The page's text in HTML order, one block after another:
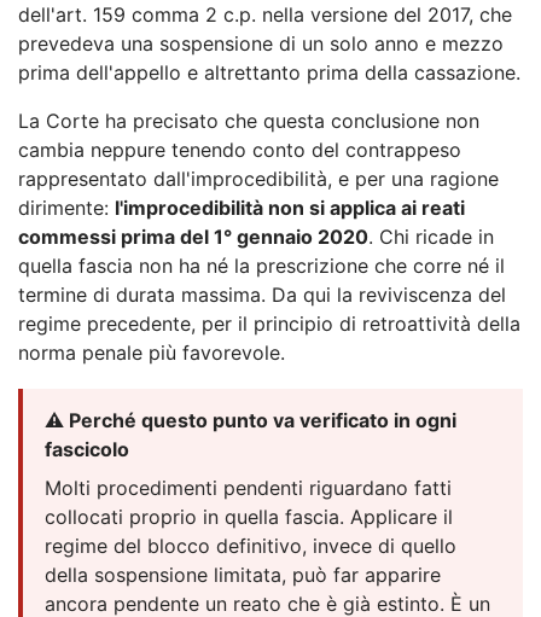
dell'art. 159 comma 2 c.p. nella versione del 2017, che
prevedeva una sospensione di un solo anno e mezzo
prima dell'appello e altrettanto prima della cassazione.
La Corte ha precisato che questa conclusione non
cambia neppure tenendo conto del contrappeso
rappresentato dall'improcedibilità, e per una ragione
dirimente: l'improcedibilità non si applica ai reati
commessi prima del 1° gennaio 2020. Chi ricade in
quella fascia non ha né la prescrizione che corre né il
termine di durata massima. Da qui la reviviscenza del
regime precedente, per il principio di retroattività della
norma penale più favorevole.
⚠️ Perché questo punto va verificato in ogni
fascicolo
Molti procedimenti pendenti riguardano fatti
collocati proprio in quella fascia. Applicare il
regime del blocco definitivo, invece di quello
della sospensione limitata, può far apparire
ancora pendente un reato che è già estinto. È un